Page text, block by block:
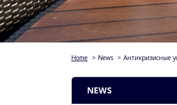
Home > News > Антикризисные
NEWS